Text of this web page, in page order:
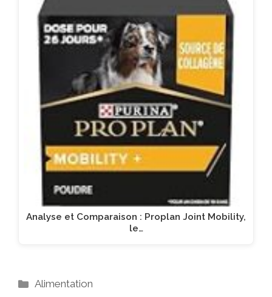
Analyse et Comparaison : Proplan Joint Mobility,
le…
Catégories
Alimentation